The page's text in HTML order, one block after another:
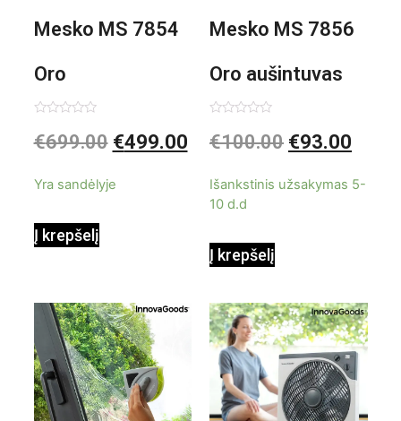
Mesko MS 7854
Oro
kondicionierius
0
iš
€699.00 €499.00
Yra sandėlyje
Į krepšelį
Mesko MS 7856
Oro aušintuvas
be ašmenų 3in1
0
iš
€100.00 €93.00
Išankstinis užsakymas 5-
10 d.d
Į krepšelį